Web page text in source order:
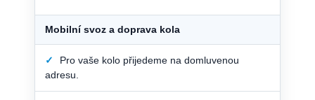
Mobilní svoz a doprava kola
✓
Pro vaše kolo přijedeme na domluvenou
adresu.